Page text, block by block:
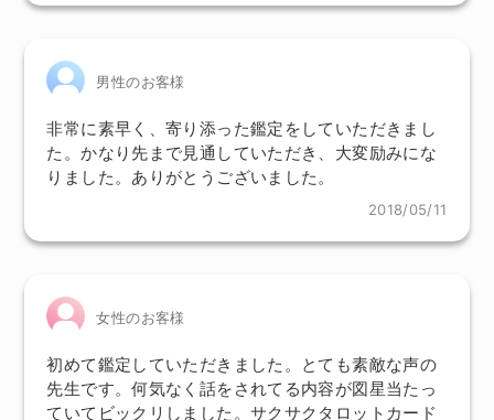
男性のお客様
非常に素早く、寄り添った鑑定をしていただきまし
た。かなり先まで見通していただき、大変励みにな
りました。ありがとうございました。
2018/05/11
女性のお客様
初めて鑑定していただきました。とても素敵な声の
先生です。何気なく話をされてる内容が図星当たっ
ていてビックリしました。サクサクタロットカード